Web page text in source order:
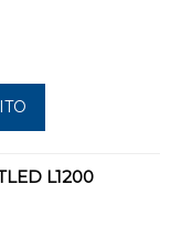
L1200